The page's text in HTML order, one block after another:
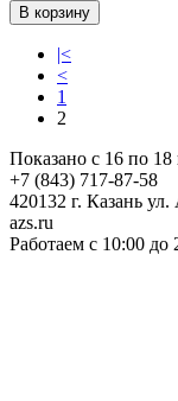
|<
<
1
2
Показано с 16 по 18
+7 (843) 717-87-58
420132 г. Казань
azs.ru
Работаем с 10:00 до